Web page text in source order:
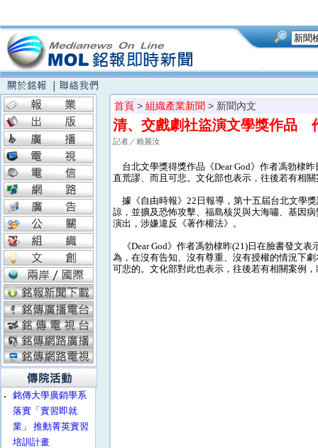
‧
銘傳大學廣銷學系
落實「實習即就
業」 推動菁英實習
培訓計畫
首頁 > 組織產業新聞 > 新聞內文
清、交戲劇社盜演文學獎作品
記者／賴麗汝
台北文學獎得獎作品《Dear God》作者馮勃棣
直荒謬、而且可悲。文化部也表示，往後若有相
據《自由時報》22日報導，第十五屆台北文學
諒，並擴及恐怖攻擊、福島核災與大海嘯、基因
演出，涉嫌違反《著作權法》。
《Dear God》作者馮勃棣昨(21)日在臉書發文
為，在沒有告知、沒有尊重、沒有授權的情況下
可悲的。文化部對此也表示，往後若有相關案例